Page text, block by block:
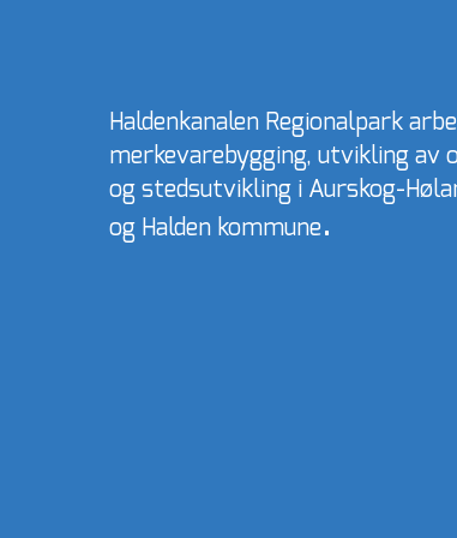
Haldenkanalen Regionalpark
merkevarebygging, utvikling av
og stedsutvikling i Aurskog-
og Halden kommune .​​